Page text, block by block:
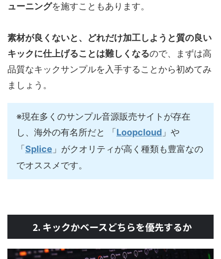
ューニングを施すこともあります。
素材が良くないと、どれだけ加工しようと質の良い
キックに仕上げることは難しくなるので、まずは高
品質なキックサンプルを入手することから初めてみ
ましょう。
※現在多くのサンプル音源販売サイトが存在
し、海外の有名所だと 「 Loopcloud 」や
「Splice 」がクオリティが高く種類も豊富なの
でオススメです。
2. キックかベースどちらを優先するか